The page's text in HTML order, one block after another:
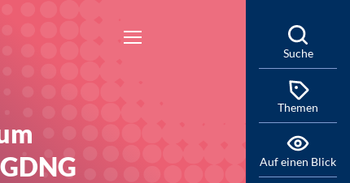
Suche
Themen
Auf einen Blick